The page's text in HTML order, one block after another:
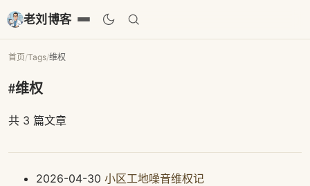
老刘博客
首页/Tags/维权
#维权
共 3 篇文章
2026-04-30 小区工地噪音维权记